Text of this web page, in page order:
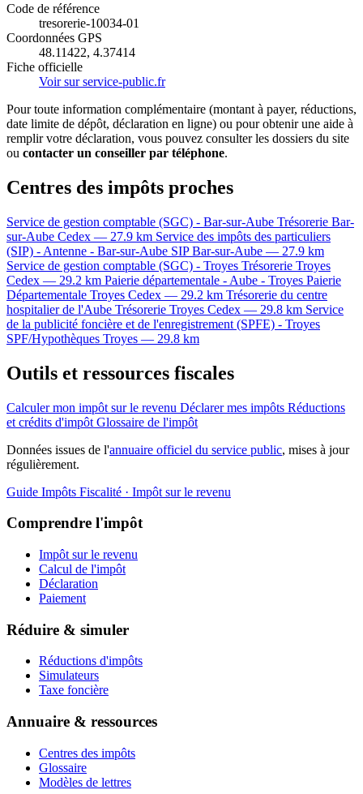
Code de référence
tresorerie-10034-01
Coordonnées GPS
48.11422, 4.37414
Fiche officielle
Voir sur service-public.fr
Pour toute information complémentaire (montant à payer, réductions,
date limite de dépôt, déclaration en ligne) ou pour obtenir une aide à
remplir votre déclaration, vous pouvez consulter les dossiers du site
ou contacter un conseiller par téléphone.
Centres des impôts proches
Service de gestion comptable (SGC) - Bar-sur-Aube Trésorerie Bar-
sur-Aube Cedex — 27.9 km Service des impôts des particuliers
(SIP) - Antenne - Bar-sur-Aube SIP Bar-sur-Aube — 27.9 km
Service de gestion comptable (SGC) - Troyes Trésorerie Troyes
Cedex — 29.2 km Paierie départementale - Aube - Troyes Paierie
Départementale Troyes Cedex — 29.2 km Trésorerie du centre
hospitalier de l'Aube Trésorerie Troyes Cedex — 29.8 km Service
de la publicité foncière et de l'enregistrement (SPFE) - Troyes
SPF/Hypothèques Troyes — 29.8 km
Outils et ressources fiscales
Calculer mon impôt sur le revenu Déclarer mes impôts Réductions
et crédits d'impôt Glossaire de l'impôt
Données issues de l'annuaire officiel du service public, mises à jour
régulièrement.
Guide Impôts Fiscalité · Impôt sur le revenu
Comprendre l'impôt
Impôt sur le revenu
Calcul de l'impôt
Déclaration
Paiement
Réduire & simuler
Réductions d'impôts
Simulateurs
Taxe foncière
Annuaire & ressources
Centres des impôts
Glossaire
Modèles de lettres